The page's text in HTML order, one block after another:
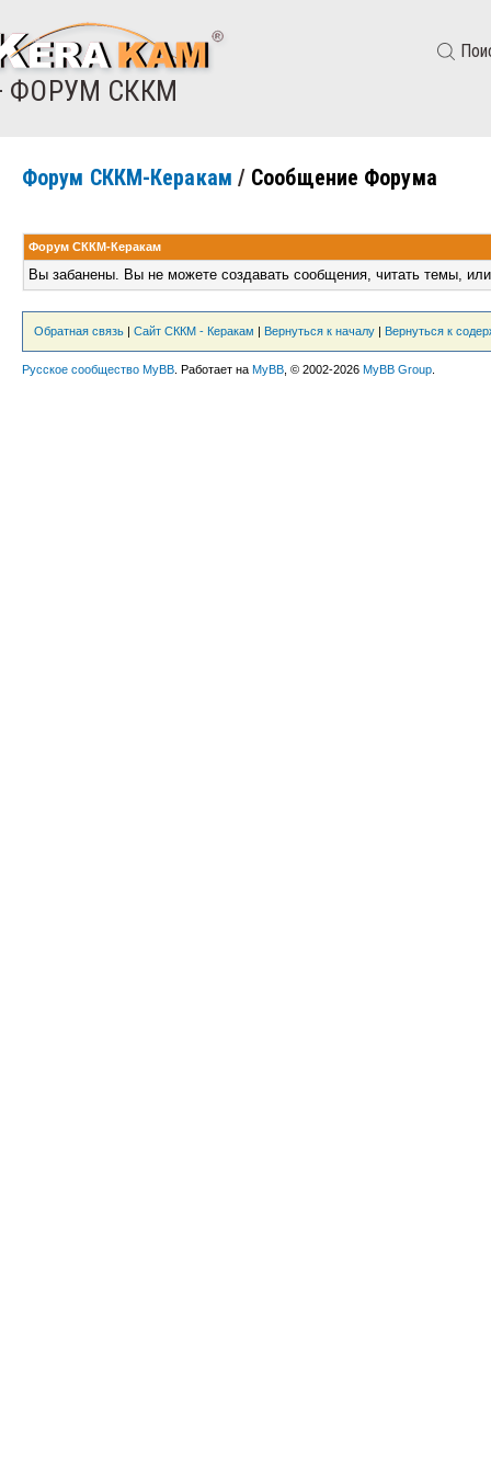
ФОРУМ СККМ
Форум СККМ-Керакам / Сообщение Форума
Форум СККМ-Керакам
Вы забанены. Вы не можете создавать сообщения, читать темы,
Обратная связь | Сайт СККМ - Керакам | Вернуться к началу | Вернуться к
Русское сообщество MyBB . Работает на MyBB , © 2002-2026 MyBB Group